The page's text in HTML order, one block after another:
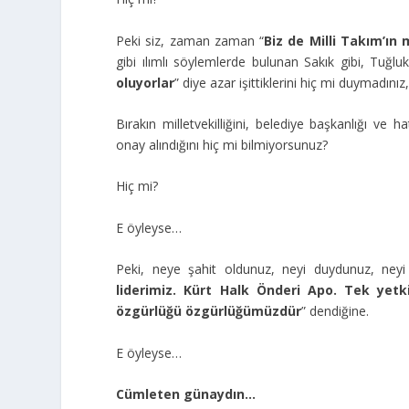
Peki siz, zaman zaman “Biz de Milli
gibi ılımlı söylemlerde bulunan Sakık gibi,
oluyorlar” diye azar işittiklerini hiç mi
Bırakın milletvekilliğini, belediye başkanlığı ve
onay alındığını hiç mi bilmiyorsunuz?
Hiç mi?
E öyleyse…
Peki, neye şahit oldunuz, neyi duydunuz,
liderimiz. Kürt Halk Önderi Apo. Tek
özgürlüğü özgürlüğümüzdür” dendiğine.
E öyleyse…
Cümleten günaydın…